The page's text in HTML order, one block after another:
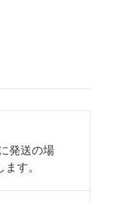
発送の場
す。